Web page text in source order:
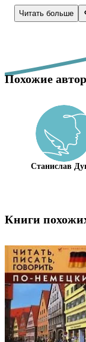
сумку или даже в
та...
Читать больше
Похожие
Станислав
Книги